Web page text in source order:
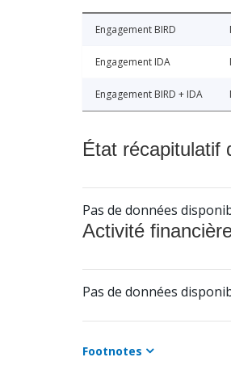
Engagement BIRD
Engagement IDA
Engagement BIRD + IDA
État récapitulatif
Pas de données
Activité
Pas de données
Footnotes